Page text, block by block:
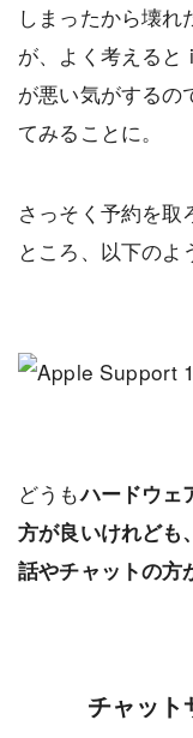
しまったから壊
が、よく考える
が悪い気がする
てみることに。
さっそく予約を
ところ、以下のよ
どうもハードウェ
方が良いけれども
話やチャットの方
チャット